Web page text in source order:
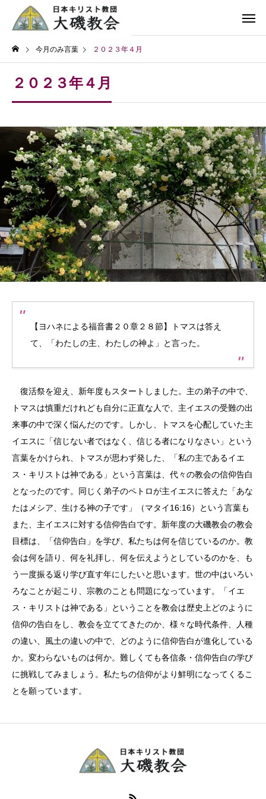
今月のみ言葉 ２０２３年４月
２０２３年４月
【ヨハネによる福音書２０章２８節】トマスは答え
て、「わたしの主、わたしの神よ」と言った。
復活祭を迎え、新年度もスタートしました。主の弟子の中で、
トマスは慎重だけれども自分に正直な人で、主イエスの受難の出
来事の中で深く悩んだのです。しかし、トマスを心配していた主
イエスに「信じない者ではなく、信じる者になりなさい」という
言葉をかけられ、トマスが思わず発した、「私の主であるイエ
ス・キリストは神である」という言葉は、代々の教会の信仰告白
となったのです。同じく弟子のペトロが主イエスに答えた「あな
たはメシア、生ける神の子です」（マタイ16:16）という言葉も
また、主イエスに対する信仰告白です。新年度の大磯教会の教会
目標は、「信仰告白」を学び、私たちは何を信じているのか。教
会は何を語り、何を礼拝し、何を伝えようとしているのかを、も
う一度振る返り学び直す年にしたいと思います。世の中はいろい
ろなことが起こり、宗教のことも問題になっています。「イエ
ス・キリストは神である」ということを教会は歴史上どのように
信仰の告白をし、教会を立ててきたのか、様々な時代条件、人種
の違い、風土の違いの中で、どのように信仰告白が進化している
か。変わらないものは何か。難しくても各信条・信仰告白の学び
に挑戦してみましょう。私たちの信仰がより鮮明になってくるこ
とを願っています。